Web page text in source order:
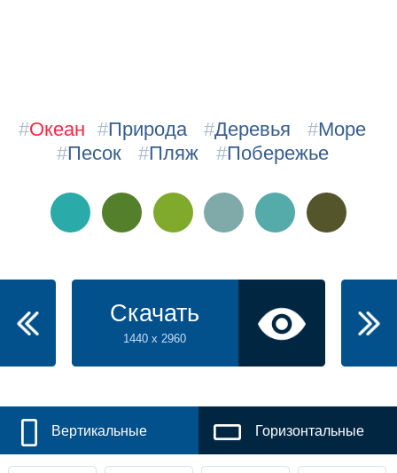
#Океан #Природа #Деревья #Море
#Песок #Пляж #Побережье
Скачать
1440 x 2960
Вертикальные Горизонтальные